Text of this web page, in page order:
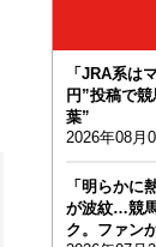
「JRA系は
円”投稿で
葉”
2026年08月
「明らかに
が波紋…競
ク。ファン